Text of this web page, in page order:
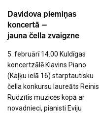
Davidova piemiņas
koncertā –
jauna čella zvaigzne
5. februārī 14.00 Kuldīgas
koncertzālē Klavins Piano
(Kaļķu ielā 16) starptautisku
čella konkursu laureāts Reinis
Rudzītis muzicēs kopā ar
novadnieci, pianisti Eviju